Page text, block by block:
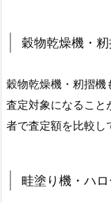
穀物乾燥機・
穀物乾燥機・籾摺機
査定対象になること
者で査定額を比較し
畦塗り機・ハロ